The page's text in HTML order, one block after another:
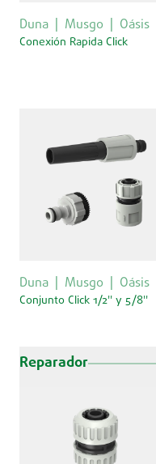
Duna Musgo Oásis
Conexión Rapida Click
Duna Musgo Oásis
Conjunto Click 1/2'' y 5/8''
Reparador